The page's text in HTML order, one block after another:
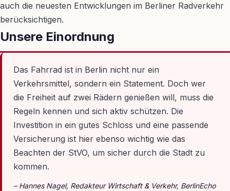
auch die neuesten Entwicklungen im Berliner Radverkehr
berücksichtigen.
Unsere Einordnung
Das Fahrrad ist in Berlin nicht nur ein
Verkehrsmittel, sondern ein Statement. Doch wer
die Freiheit auf zwei Rädern genießen will, muss die
Regeln kennen und sich aktiv schützen. Die
Investition in ein gutes Schloss und eine passende
Versicherung ist hier ebenso wichtig wie das
Beachten der StVO, um sicher durch die Stadt zu
kommen.
– Hannes Nagel, Redakteur Wirtschaft & Verkehr, BerlinEcho